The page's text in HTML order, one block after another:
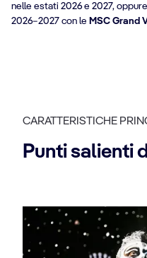
nelle estati 2026 e 2027,
2026–2027 con le MSC Grand
CARATTERISTICHE
Punti salienti